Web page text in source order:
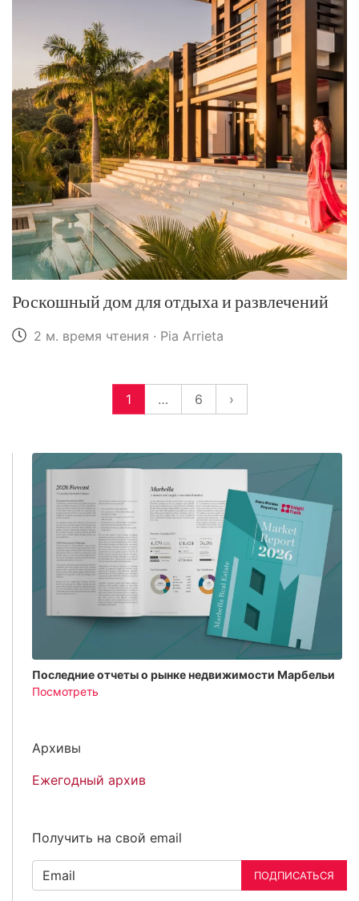
Роскошный дом для отдыха и развлечений
2 м. время чтения · Pia Arrieta
1 … 6 ›
Последние отчеты о рынке недвижимости Марбельи
Посмотреть
Архивы
Ежегодный архив
Получить на свой email
ПОДПИСАТЬСЯ